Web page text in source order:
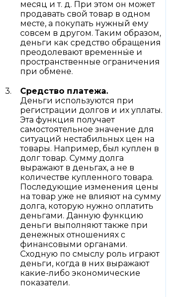
месяц и т. д. При этом он может
продавать свой товар в одном
месте, а покупать нужный ему
совсем в другом. Таким образом,
деньги как средство обращения
преодолевают временны́е и
пространственные ограничения
при обмене.
Средство платежа.
Деньги используются при
регистрации долгов и их уплаты.
Эта функция получает
самостоятельное значение для
ситуаций нестабильных цен на
товары. Например, был куплен в
долг товар. Сумму долга
выражают в деньгах, а не в
количестве купленного товара.
Последующие изменения цены
на товар уже не влияют на сумму
долга, которую нужно оплатить
деньгами. Данную функцию
деньги выполняют также при
денежных отношениях с
финансовыми органами.
Сходную по смыслу роль играют
деньги, когда в них выражают
какие-либо экономические
показатели.